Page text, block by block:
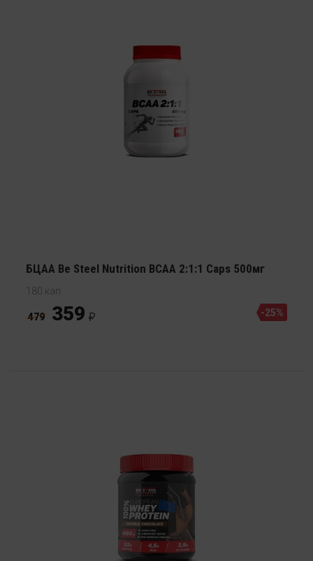
БЦАА Be Steel Nutrition BCAA 2:1:1 Caps 500мг
180 кап
479 359 -25%